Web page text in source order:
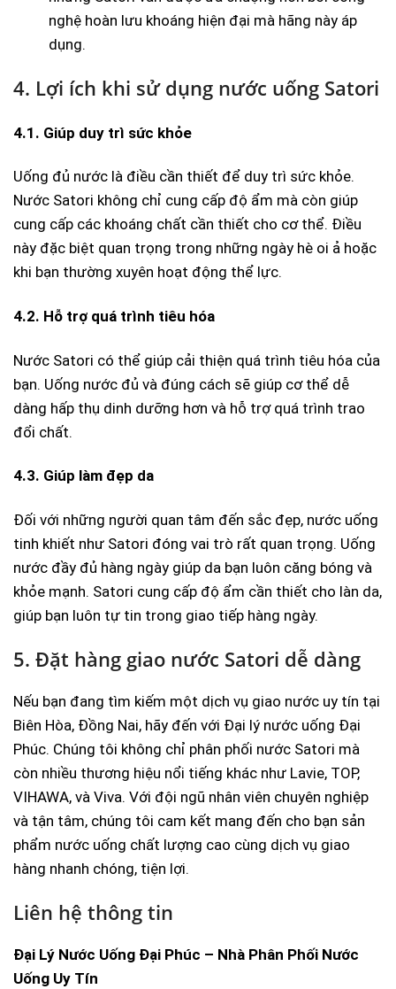
nghệ hoàn lưu khoáng hiện đại mà hãng này áp
dụng.
4. Lợi ích khi sử dụng nước uống Satori
4.1. Giúp duy trì sức khỏe
Uống đủ nước là điều cần thiết để duy trì sức khỏe.
Nước Satori không chỉ cung cấp độ ẩm mà còn giúp
cung cấp các khoáng chất cần thiết cho cơ thể. Điều
này đặc biệt quan trọng trong những ngày hè oi ả hoặc
khi bạn thường xuyên hoạt động thể lực.
4.2. Hỗ trợ quá trình tiêu hóa
Nước Satori có thể giúp cải thiện quá trình tiêu hóa của
bạn. Uống nước đủ và đúng cách sẽ giúp cơ thể dễ
dàng hấp thụ dinh dưỡng hơn và hỗ trợ quá trình trao
đổi chất.
4.3. Giúp làm đẹp da
Đối với những người quan tâm đến sắc đẹp, nước uống
tinh khiết như Satori đóng vai trò rất quan trọng. Uống
nước đầy đủ hàng ngày giúp da bạn luôn căng bóng và
khỏe mạnh. Satori cung cấp độ ẩm cần thiết cho làn da,
giúp bạn luôn tự tin trong giao tiếp hàng ngày.
5. Đặt hàng giao nước Satori dễ dàng
Nếu bạn đang tìm kiếm một dịch vụ giao nước uy tín tại
Biên Hòa, Đồng Nai, hãy đến với Đại lý nước uống Đại
Phúc. Chúng tôi không chỉ phân phối nước Satori mà
còn nhiều thương hiệu nổi tiếng khác như Lavie, TOP,
VIHAWA, và Viva. Với đội ngũ nhân viên chuyên nghiệp
và tận tâm, chúng tôi cam kết mang đến cho bạn sản
phẩm nước uống chất lượng cao cùng dịch vụ giao
hàng nhanh chóng, tiện lợi.
Liên hệ thông tin
Đại Lý Nước Uống Đại Phúc – Nhà Phân Phối Nước
Uống Uy Tín